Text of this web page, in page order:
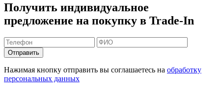
Получить индивидуальное
предложение на покупку в Trade-In
Отправить
Нажимая кнопку отправить вы соглашаетесь на обработку
персональных данных